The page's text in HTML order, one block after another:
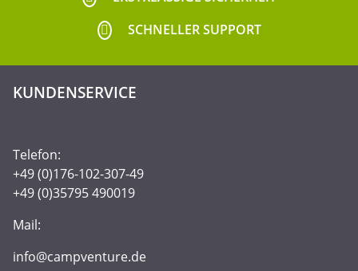
SCHNELLER SUPPORT
KUNDENSERVICE
Telefon:
+49 (0)176-102-307-49
+49 (0)35795 490019
Mail:
info@campventure.de